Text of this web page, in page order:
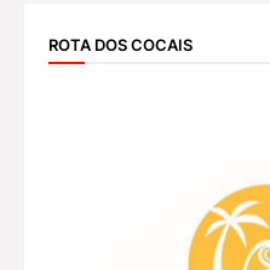
ROTA DOS COCAIS